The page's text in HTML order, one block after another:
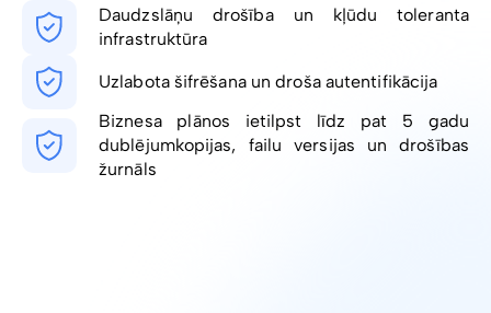
Daudzslāņu drošība un kļūdu toleranta
infrastruktūra
Uzlabota šifrēšana un droša autentifikācija
Biznesa plānos ietilpst līdz pat 5 gadu
dublējumkopijas, failu versijas un drošības
žurnāls